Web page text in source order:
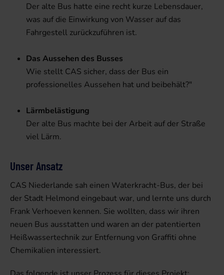
Der alte Bus hatte eine recht kurze Lebensdauer,
was auf die Einwirkung von Wasser auf das
Fahrgestell zurückzuführen ist.
Das Aussehen des Busses
Wie stellt CAS sicher, dass der Bus ein
professionelles Aussehen hat und beibehält?"
Lärmbelästigung
Der alte Bus machte bei der Arbeit auf der Straße
viel Lärm.
Unser Ansatz
CAS Niederlande sah einen Waterkracht-Bus, der bei
der Stadt Helmond eingebaut war, und lernte uns durch
Frank Verhoeven kennen. Sie wollten, dass wir ihren
neuen Bus ausstatten und waren an der patentierten
Heißwassertechnik zur Entfernung von Graffiti ohne
Chemikalien interessiert.